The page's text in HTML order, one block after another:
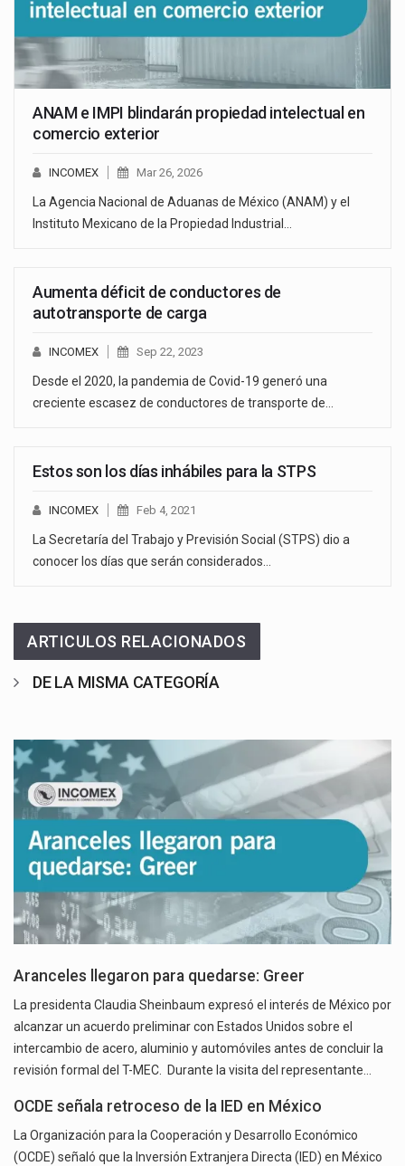
ANAM e IMPI blindarán propiedad intelectual en
comercio exterior
INCOMEX Mar 26, 2026
La Agencia Nacional de Aduanas de México (ANAM) y el
Instituto Mexicano de la Propiedad Industrial…
Aumenta déficit de conductores de
autotransporte de carga
INCOMEX Sep 22, 2023
Desde el 2020, la pandemia de Covid-19 generó una
creciente escasez de conductores de transporte de…
Estos son los días inhábiles para la STPS
INCOMEX Feb 4, 2021
La Secretaría del Trabajo y Previsión Social (STPS) dio a
conocer los días que serán considerados…
ARTICULOS RELACIONADOS
DE LA MISMA CATEGORÍA
Aranceles llegaron para quedarse: Greer
La presidenta Claudia Sheinbaum expresó el interés de México por
alcanzar un acuerdo preliminar con Estados Unidos sobre el
intercambio de acero, aluminio y automóviles antes de concluir la
revisión formal del T-MEC. Durante la visita del representante…
OCDE señala retroceso de la IED en México
La Organización para la Cooperación y Desarrollo Económico
(OCDE) señaló que la Inversión Extranjera Directa (IED) en México